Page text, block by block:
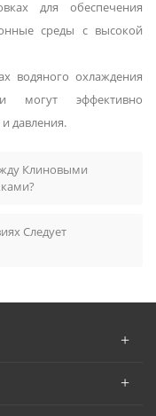
для обеспечения
среды с высокой
водяного охлаждения
могут эффективно
давления.
Клиновыми
Следует